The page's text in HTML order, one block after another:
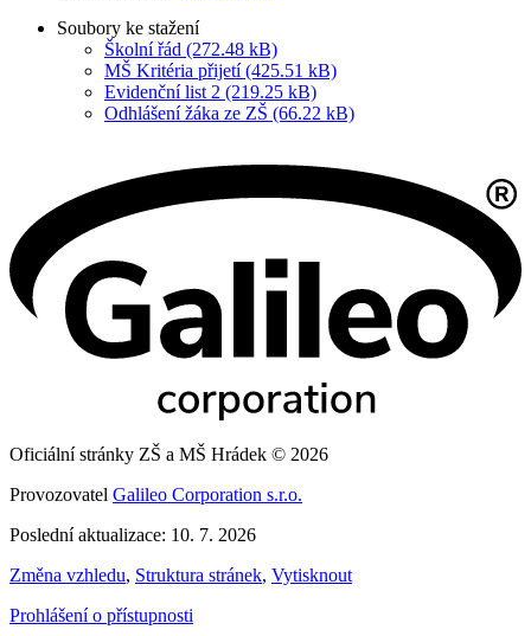
Soubory ke stažení
Školní řád (272.48 kB)
MŠ Kritéria přijetí (425.51 kB)
Evidenční list 2 (219.25 kB)
Odhlášení žáka ze ZŠ (66.22 kB)
Oficiální stránky ZŠ a MŠ Hrádek © 2026
Provozovatel Galileo Corporation s.r.o.
Poslední aktualizace: 10. 7. 2026
Změna vzhledu, Struktura stránek, Vytisknout
Prohlášení o přístupnosti